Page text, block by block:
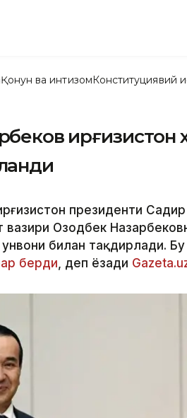
Қонун ва интизомКонституциявий
Қирғизистон
президенти
Озодбек
билан тақдирлади. Бу
берди, деп ёзади